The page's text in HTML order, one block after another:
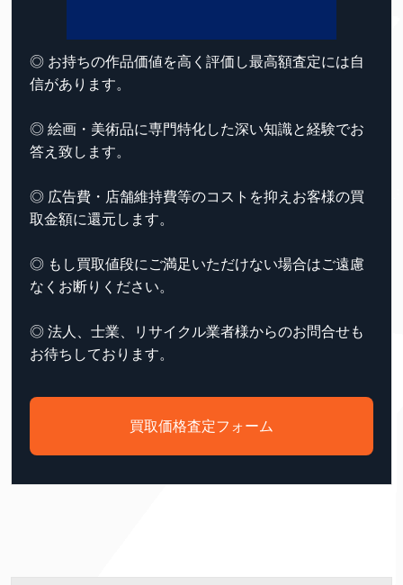
◎ お持ちの作品価値を高く評価し最高額査定には自
信があります。
◎ 絵画・美術品に専門特化した深い知識と経験でお
答え致します。
◎ 広告費・店舗維持費等のコストを抑えお客様の買
取金額に還元します。
◎ もし買取値段にご満足いただけない場合はご遠慮
なくお断りください。
◎ 法人、士業、リサイクル業者様からのお問合せも
お待ちしております。
買取価格査定フォーム